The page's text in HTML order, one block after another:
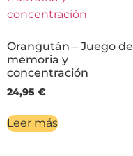
Orangután – Juego de
memoria y
concentración
24,95 €
Leer más